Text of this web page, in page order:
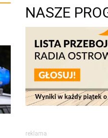
NASZE
reklama